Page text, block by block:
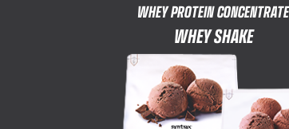
WHEY PROTEIN CONCENTRATE
WHEY SHAKE